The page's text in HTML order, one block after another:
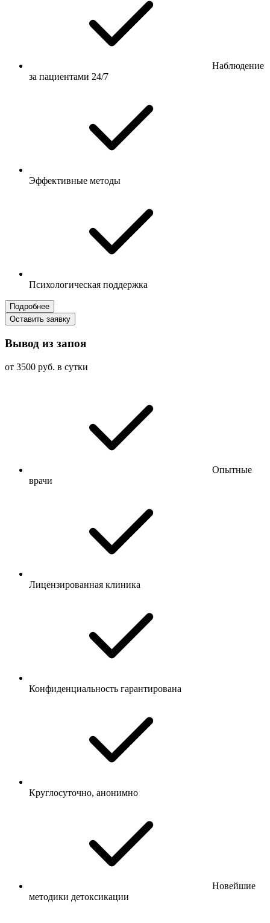
Наблюдение
за пациентами 24/7
Эффективные методы
Психологическая поддержка
Подробнее
Оставить заявку
Вывод из запоя
от 3500 руб. в сутки
Опытные
врачи
Лицензированная клиника
Конфиденциальность гарантирована
Круглосуточно, анонимно
Новейшие
методики детоксикации